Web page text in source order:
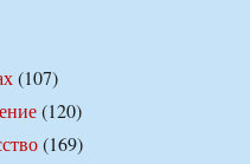
(107)
(120)
(169)